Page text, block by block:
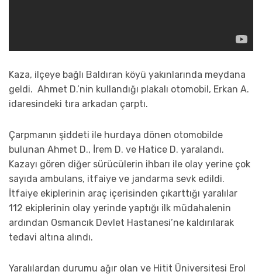
Kaza, ilçeye bağlı Baldıran köyü yakınlarında meydana
geldi. Ahmet D.’nin kullandığı plakalı otomobil, Erkan A.
idaresindeki tıra arkadan çarptı.
Çarpmanın şiddeti ile hurdaya dönen otomobilde
bulunan Ahmet D., İrem D. ve Hatice D. yaralandı.
Kazayı gören diğer sürücülerin ihbarı ile olay yerine çok
sayıda ambulans, itfaiye ve jandarma sevk edildi.
İtfaiye ekiplerinin araç içerisinden çıkarttığı yaralılar
112 ekiplerinin olay yerinde yaptığı ilk müdahalenin
ardından Osmancık Devlet Hastanesi’ne kaldırılarak
tedavi altına alındı.
Yaralılardan durumu ağır olan ve Hitit Üniversitesi Erol